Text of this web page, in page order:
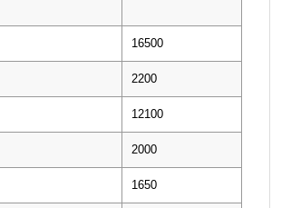
16500
2200
12100
2000
1650